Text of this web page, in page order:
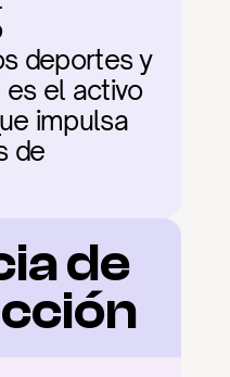
deportes y
es el activo
impulsa
de
de